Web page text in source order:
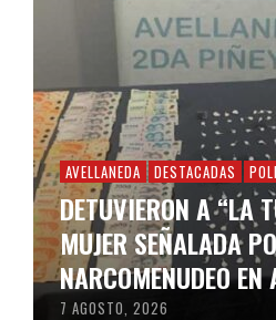
AVELLANEDA DESTACADAS
DETUVIERON A “LA
MUJER SEÑALADA
NARCOMENUDEO EN
7 AGOSTO, 2026